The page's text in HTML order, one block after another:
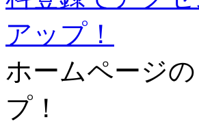
ホームページ
プ！